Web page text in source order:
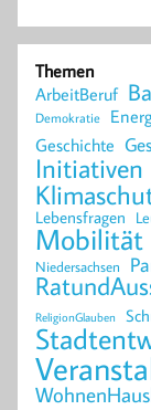
Themen
ArbeitBeruf
Demokratie
Geschichte
Initiativen
Lebensfragen
Mobilität
Niedersachsen
ReligionGlauben